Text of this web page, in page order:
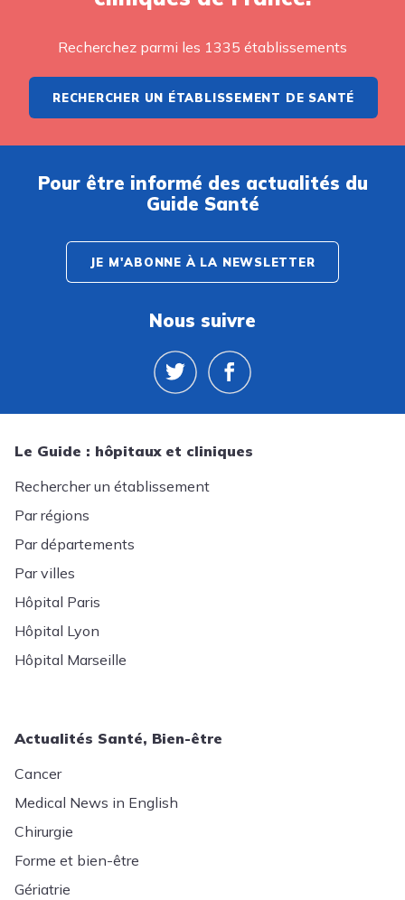
Recherchez parmi les 1335 établissements
RECHERCHER UN ÉTABLISSEMENT DE SANTÉ
Pour être informé des actualités du
Guide Santé
JE M'ABONNE À LA NEWSLETTER
Nous suivre
Le Guide : hôpitaux et cliniques
Rechercher un établissement
Par régions
Par départements
Par villes
Hôpital Paris
Hôpital Lyon
Hôpital Marseille
Actualités Santé, Bien-être
Cancer
Medical News in English
Chirurgie
Forme et bien-être
Gériatrie